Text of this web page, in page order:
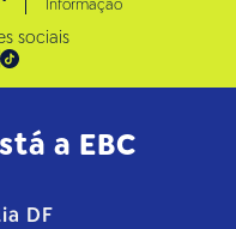
Informação
sociais
a EBC
DF